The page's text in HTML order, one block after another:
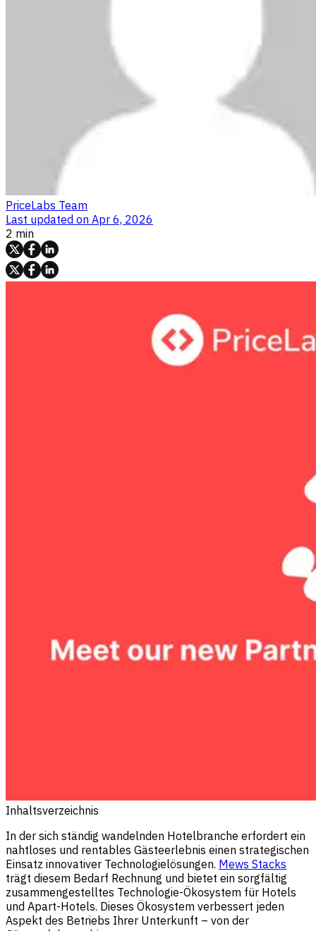
PriceLabs Team
Last updated on Apr 6, 2026
2 min
Inhaltsverzeichnis
In der sich ständig wandelnden Hotelbranche erfordert ein
nahtloses und rentables Gästeerlebnis einen strategischen
Einsatz innovativer Technologielösungen. Mews Stacks
trägt diesem Bedarf Rechnung und bietet ein sorgfältig
zusammengestelltes Technologie-Ökosystem für Hotels
und Apart-Hotels. Dieses Ökosystem verbessert jeden
Aspekt des Betriebs Ihrer Unterkunft – von der